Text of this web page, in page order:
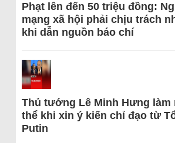
Phạt lên đến 50 triệu đồng:
mạng xã hội phải chịu trách
khi dẫn nguồn báo chí
Thủ tướng Lê Minh Hưng làm
thể khi xin ý kiến chỉ đạo từ
Putin